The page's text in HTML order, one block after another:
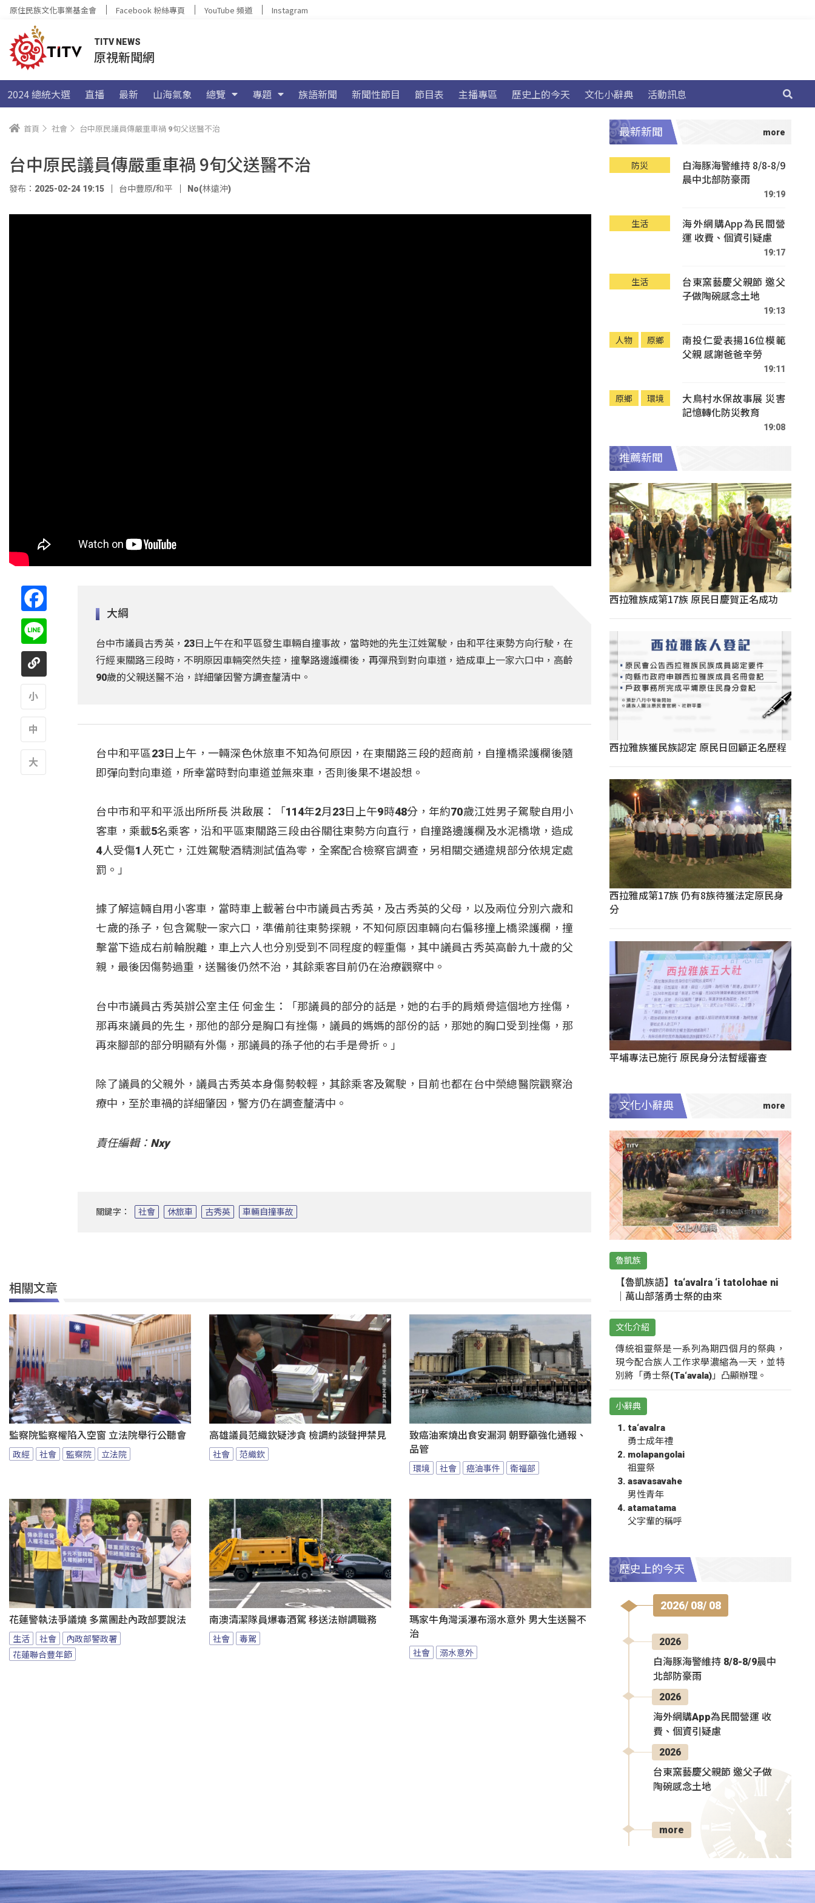
原住民族文化事業基金會 Facebook 粉絲專頁 YouTube 頻道 Instagram
TITV NEWS
原視新聞網
2024 總統大選 直播 最新 山海氣象 總覽 專題 族語新聞 新聞性節目 節目表 主播專區 歷史上的今天 文化小辭典 活動訊息
首頁 社會 台中原民議員傳嚴重車禍 9旬父送醫不治
台中原民議員傳嚴重車禍 9旬父送醫不治
發布：2025-02-24 19:15 台中豐原/和平 No(林遠沖)
大綱
台中市議員古秀英，23日上午在和平區發生車輛自撞事故，當時她的先生江姓駕駛，由和平往東勢方向行駛，在
行經東關路三段時，不明原因車輛突然失控，撞擊路邊護欄後，再彈飛到對向車道，造成車上一家六口中，高齡
90歲的父親送醫不治，詳細肇因警方調查釐清中。
台中和平區23日上午，一輛深色休旅車不知為何原因，在東關路三段的超商前，自撞橋梁護欄後隨
即彈向對向車道，所幸當時對向車道並無來車，否則後果不堪設想。
台中市和平和平派出所所長 洪啟展：「114年2月23日上午9時48分，年約70歲江姓男子駕駛自用小
客車，乘載5名乘客，沿和平區東關路三段由谷關往東勢方向直行，自撞路邊護欄及水泥橋墩，造成
4人受傷1人死亡，江姓駕駛酒精測試值為零，全案配合檢察官調查，另相關交通違規部分依規定處
罰。」
據了解這輛自用小客車，當時車上載著台中市議員古秀英，及古秀英的父母，以及兩位分別六歲和
七歲的孫子，包含駕駛一家六口，準備前往東勢探親，不知何原因車輛向右偏移撞上橋梁護欄，撞
擊當下造成右前輪脫離，車上六人也分別受到不同程度的輕重傷，其中議員古秀英高齡九十歲的父
親，最後因傷勢過重，送醫後仍然不治，其餘乘客目前仍在治療觀察中。
台中市議員古秀英辦公室主任 何金生：「那議員的部分的話是，她的右手的肩頰骨這個地方挫傷，
那再來議員的先生，那他的部分是胸口有挫傷，議員的媽媽的部份的話，那她的胸口受到挫傷，那
再來腳部的部分明顯有外傷，那議員的孫子他的右手是骨折。」
除了議員的父親外，議員古秀英本身傷勢較輕，其餘乘客及駕駛，目前也都在台中榮總醫院觀察治
療中，至於車禍的詳細肇因，警方仍在調查釐清中。
責任編輯：Nxy
關鍵字： 社會 休旅車 古秀英 車輛自撞事故
相關文章
監察院監察權陷入空窗 立法院舉行公聽會
政經 社會 監察院 立法院
高雄議員范織欽疑涉貪 檢調約談聲押禁見
社會 范織欽
致癌油案燒出食安漏洞 朝野籲強化通報、
品管
環境 社會 癌油事件 衛福部
花蓮警執法爭議燒 多黨團赴內政部要說法
生活 社會
內政部警政署
花蓮聯合豐年節
南澳清潔隊員爆毒酒駕 移送法辦調職務
社會 毒駕
瑪家牛角灣溪瀑布溺水意外 男大生送醫不
治
社會 溺水意外
最新新聞
防災
白海豚海警維持 8/8-8/9
晨中北部防豪雨
19:19
生活
海外網購App為民間營
運 收費、個資引疑慮
19:17
生活
台東窯藝慶父親節 邀父
子做陶碗感念土地
19:13
人物 原鄉
南投仁愛表揚16位模範
父親 感謝爸爸辛勞
19:11
原鄉 環境
大鳥村水保故事展 災害
記憶轉化防災教育
19:08
推薦新聞
西拉雅族成第17族 原民日慶賀正名成功
西拉雅族獲民族認定 原民日回顧正名歷程
西拉雅成第17族 仍有8族待獲法定原民身
分
平埔專法已施行 原民身分法暫緩審查
文化小辭典
魯凱族
【魯凱族語】ta‘avalra ‘i tatolohae ni
｜萬山部落勇士祭的由來
文化介紹
傳統祖靈祭是一系列為期四個月的祭典，
現今配合族人工作求學濃縮為一天，並特
別將「勇士祭(Ta‘avala)」凸顯辦理。
小辭典
ta‘avalra
勇士成年禮
molapangolai
祖靈祭
asavasavahe
男性青年
atamatama
父字輩的稱呼
歷史上的今天
2026/ 08/ 08
2026
白海豚海警維持 8/8-8/9晨中
北部防豪雨
2026
海外網購App為民間營運 收
費、個資引疑慮
2026
台東窯藝慶父親節 邀父子做
陶碗感念土地
more